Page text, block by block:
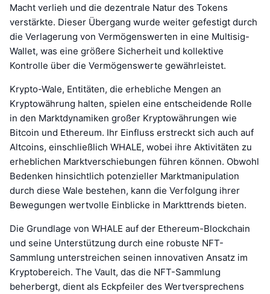
Macht verlieh und die dezentrale Natur des Tokens
verstärkte. Dieser Übergang wurde weiter gefestigt durch
die Verlagerung von Vermögenswerten in eine Multisig-
Wallet, was eine größere Sicherheit und kollektive
Kontrolle über die Vermögenswerte gewährleistet.
Krypto-Wale, Entitäten, die erhebliche Mengen an
Kryptowährung halten, spielen eine entscheidende Rolle
in den Marktdynamiken großer Kryptowährungen wie
Bitcoin und Ethereum. Ihr Einfluss erstreckt sich auch auf
Altcoins, einschließlich WHALE, wobei ihre Aktivitäten zu
erheblichen Marktverschiebungen führen können. Obwohl
Bedenken hinsichtlich potenzieller Marktmanipulation
durch diese Wale bestehen, kann die Verfolgung ihrer
Bewegungen wertvolle Einblicke in Markttrends bieten.
Die Grundlage von WHALE auf der Ethereum-Blockchain
und seine Unterstützung durch eine robuste NFT-
Sammlung unterstreichen seinen innovativen Ansatz im
Kryptobereich. The Vault, das die NFT-Sammlung
beherbergt, dient als Eckpfeiler des Wertversprechens